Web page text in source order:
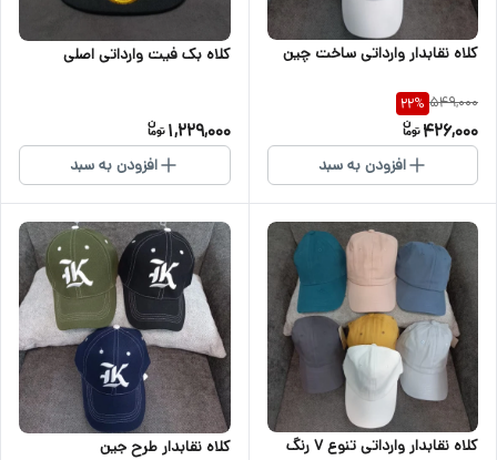
کلاه نقابدار وارداتی ساخت چین
549,000
22%
426,000
افزودن به سبد
کلاه بک فیت وارداتی اصلی
1,229,000
افزودن به سبد
کلاه نقابدار وارداتی تنوع ۷ رنگ کلاه نقابدار طرح جین